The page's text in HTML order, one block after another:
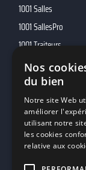
1001 Salles
1001 SallesPro
1001 Traiteurs
1001 DJ
10h01
MP2
Contacts
Nos
du bien
Notre site Web
améliorer
utilisant notre
les cookies
relative aux